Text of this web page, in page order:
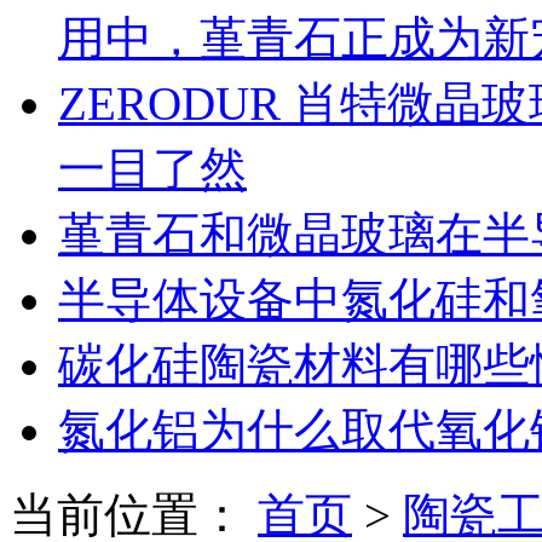
用中，堇青石正成为
ZERODUR 肖特微晶
一目了然
堇青石和微晶玻璃在
半导体设备中氮化硅
碳化硅陶瓷材料有哪
氮化铝为什么取代氧化
当前位置：
首页 > 陶瓷